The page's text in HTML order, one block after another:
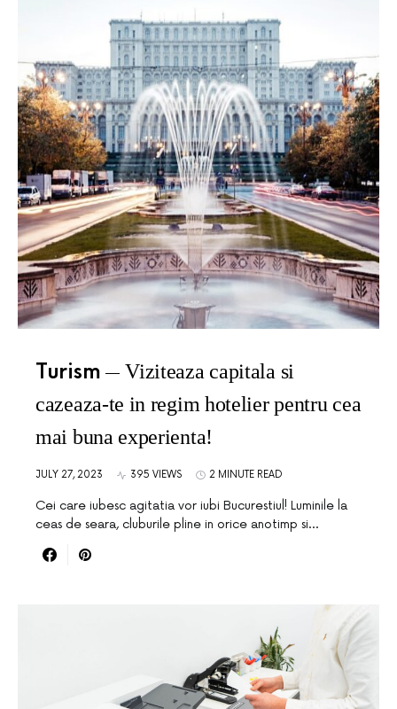
Turism
Viziteaza capitala si
cazeaza-te in regim hotelier pentru cea
mai buna experienta!
JULY 27, 2023 395 VIEWS 2 MINUTE READ
Cei care iubesc agitatia vor iubi Bucurestiul! Luminile la
ceas de seara, cluburile pline in orice anotimp si…